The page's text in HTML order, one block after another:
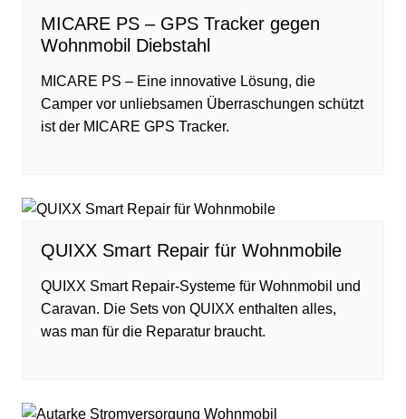
MICARE PS – GPS Tracker gegen
Wohnmobil Diebstahl
MICARE PS – Eine innovative Lösung, die
Camper vor unliebsamen Überraschungen schützt
ist der MICARE GPS Tracker.
QUIXX Smart Repair für Wohnmobile
QUIXX Smart Repair-Systeme für Wohnmobil und
Caravan. Die Sets von QUIXX enthalten alles,
was man für die Reparatur braucht.